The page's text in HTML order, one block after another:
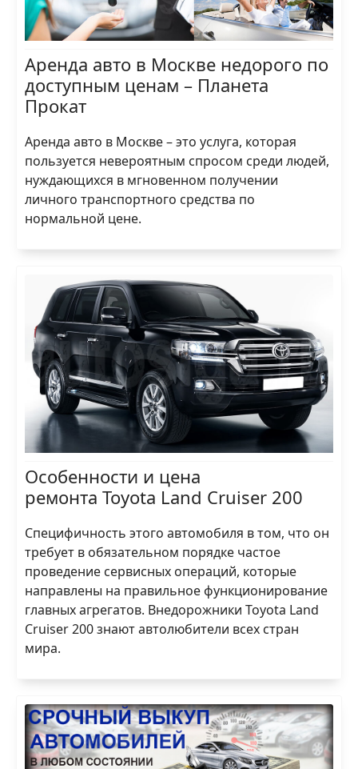
Аренда авто в Москве недорого по
доступным ценам – Планета
Прокат
Аренда авто в Москве – это услуга, которая
пользуется невероятным спросом среди людей,
нуждающихся в мгновенном получении
личного транспортного средства по
нормальной цене.
Особенности и цена
ремонта Toyota Land Cruiser 200
Специфичность этого автомобиля в том, что он
требует в обязательном порядке частое
проведение сервисных операций, которые
направлены на правильное функционирование
главных агрегатов. Внедорожники Toyota Land
Cruiser 200 знают автолюбители всех стран
мира.